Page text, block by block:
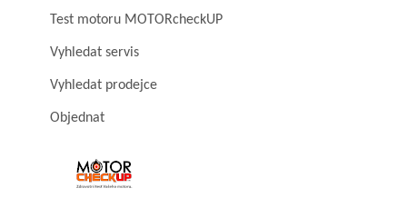
Test motoru MOTORcheckUP
Vyhledat servis
Vyhledat prodejce
Objednat